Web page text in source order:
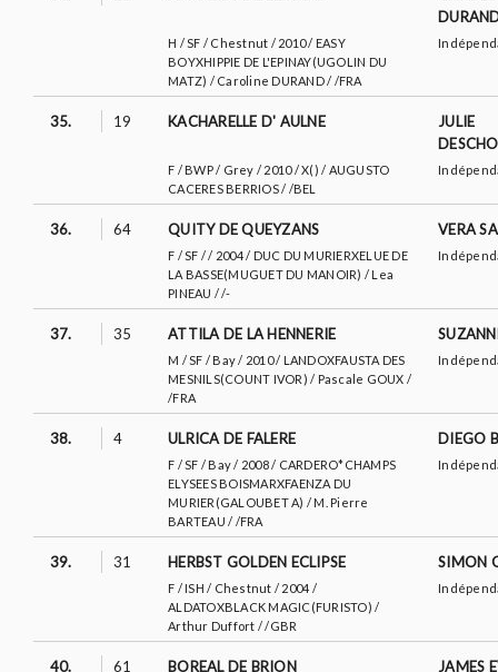
H / SF / Chestnut / 2010 / EASY
BOYXHIPPIE DE L'EPINAY(UGOLIN DU
MATZ) / Caroline DURAND / /FRA
35. 19 KACHARELLE D' AULNE
JULIE
F / BWP / Grey / 2010 / X() / AUGUSTO
CACERES BERRIOS / /BEL
36. 64 QUITY DE QUEYZANS VERA
F / SF / / 2004 / DUC DU MURIERXELUE DE
LA BASSE(MUGUET DU MANOIR) / Lea
PINEAU / /-
37. 35 ATTILA DE LA HENNERIE
M / SF / Bay / 2010 / LANDOXFAUSTA DES
MESNILS(COUNT IVOR) / Pascale GOUX /
/FRA
38. 4 ULRICA DE FALERE DIEGO
F / SF / Bay / 2008 / CARDERO*CHAMPS
ELYSEES BOISMARXFAENZA DU
MURIER(GALOUBET A) / M. Pierre
BARTEAU / /FRA
39. 31 HERBST GOLDEN ECLIPSE SIMON
F / ISH / Chestnut / 2004 /
ALDATOXBLACK MAGIC(FURISTO) /
Arthur Duffort / /GBR
40. 61 BOREAL DE BRION JAMES